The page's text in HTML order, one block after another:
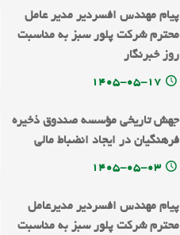
پیام مهندس افسردیر مدیر عامل
محترم شرکت پلور سبز به مناسبت
روز خبرنگار
۱۴۰۵-۰۵-۱۷
جهش تاریخی مؤسسه صندوق ذخیره
فرهنگیان در ایجاد انضباط مالی
۱۴۰۵-۰۵-۰۳
پیام مهندس افسردیر مدیرعامل
محترم شرکت پلور سبز به مناسبت